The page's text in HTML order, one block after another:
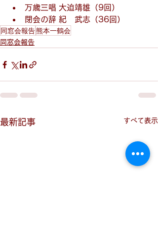
万歳三唱 大迫靖雄（9回）
閉会の辞 紀　武志（36回）
同窓会報告熊本一鶴会
同窓会報告
最新記事 すべて表示